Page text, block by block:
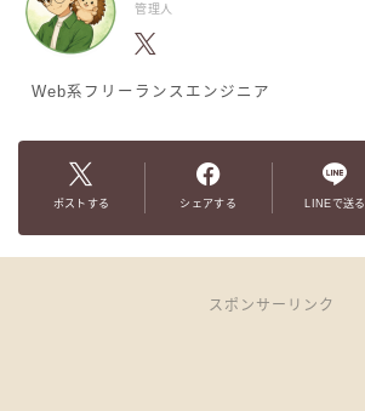
管理人
Web系フリーランスエンジニア
ポストする シェアする LINEで送る
スポンサーリンク